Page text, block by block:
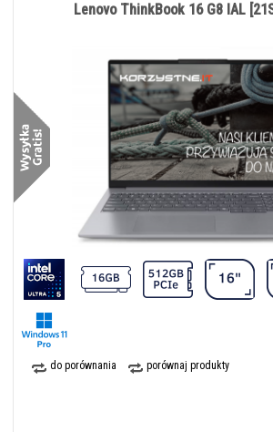
do porównania
porównaj produkty
Lenovo ThinkBook 16 G8 IAL